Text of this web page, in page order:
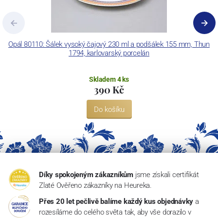
Opál 80110: Šálek vysoký čajový 230 ml a podšálek 155 mm, Thun
1794, karlovarský porcelán
Skladem 4 ks
390 Kč
Do košíku
Díky spokojeným zákazníkům jsme získali certifikát
Zlaté Ověřeno zákazníky na Heureka.
Přes 20 let pečlivě balíme každý kus objednávky a
rozesíláme do celého světa tak, aby vše dorazilo v